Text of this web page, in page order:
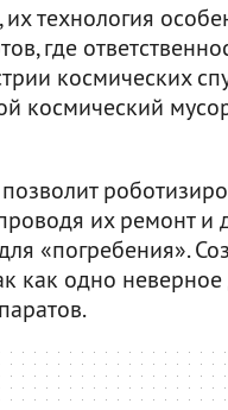
технология
где
космических
космический
их ремонт и
«погребения».
как одно